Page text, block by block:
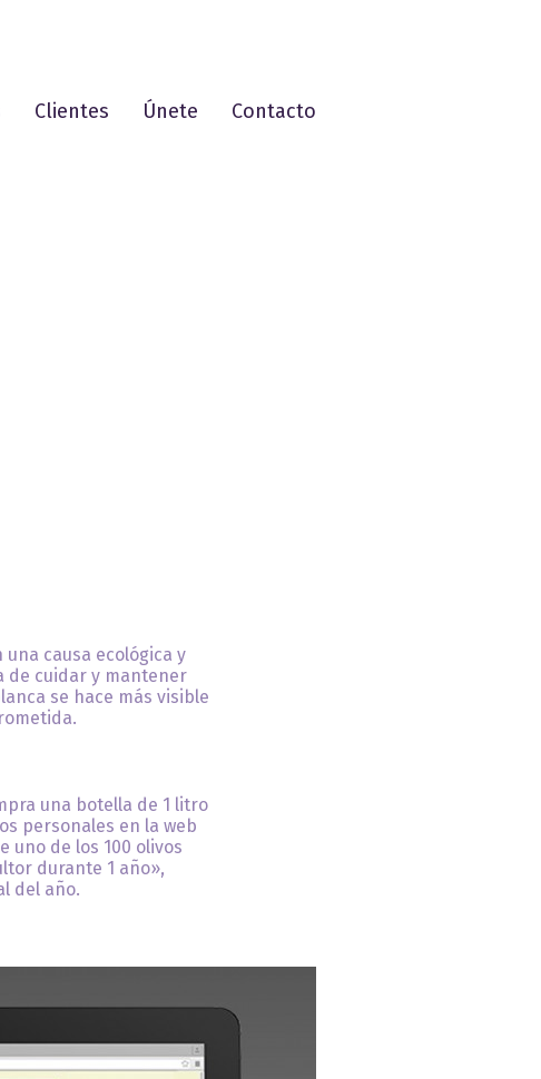
Clientes Únete Contacto
causa ecológica y
de cuidar y mantener
se hace más visible
una botella de 1 litro
personales en la web
uno de los 100 olivos
durante 1 año»,
del año.